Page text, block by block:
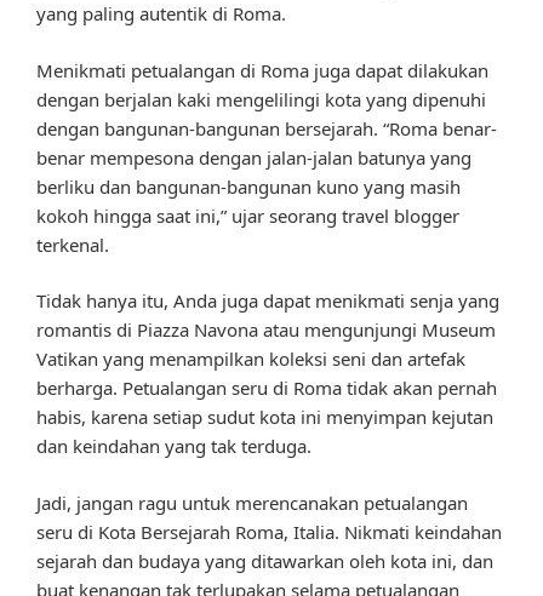
yang paling autentik di Roma.
Menikmati petualangan di Roma juga dapat dilakukan
dengan berjalan kaki mengelilingi kota yang dipenuhi
dengan bangunan-bangunan bersejarah. “Roma benar-
benar mempesona dengan jalan-jalan batunya yang
berliku dan bangunan-bangunan kuno yang masih
kokoh hingga saat ini,” ujar seorang travel blogger
terkenal.
Tidak hanya itu, Anda juga dapat menikmati senja yang
romantis di Piazza Navona atau mengunjungi Museum
Vatikan yang menampilkan koleksi seni dan artefak
berharga. Petualangan seru di Roma tidak akan pernah
habis, karena setiap sudut kota ini menyimpan kejutan
dan keindahan yang tak terduga.
Jadi, jangan ragu untuk merencanakan petualangan
seru di Kota Bersejarah Roma, Italia. Nikmati keindahan
sejarah dan budaya yang ditawarkan oleh kota ini, dan
buat kenangan tak terlupakan selama petualangan